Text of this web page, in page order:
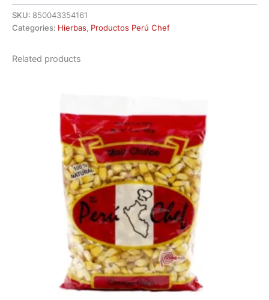
SKU: 850043354161
Categories: Hierbas, Productos Perú Chef
Related products